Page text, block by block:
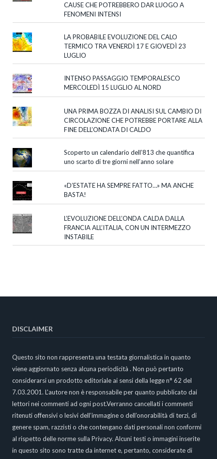
CAUSE CHE POTREBBERO DAR LUOGO A
FENOMENI INTENSI
LA PROBABILE EVOLUZIONE DEL CALO
TERMICO TRA VENERDÌ 17 E GIOVEDÌ 23
LUGLIO
INTENSO PASSAGGIO TEMPORALESCO
MERCOLEDÌ 15 LUGLIO AL NORD
UNA PRIMA BOZZA DI ANALISI SUL CAMBIO DI
CIRCOLAZIONE CHE POTREBBE PORTARE ALLA
FINE DELL’ONDATA DI CALDO
Scoperto un calendario dell’813 che quantifica
uno scarto di tre giorni nell’anno solare
«D’ESTATE HA SEMPRE FATTO…» MA ANCHE
BASTA!
L’EVOLUZIONE DELL’ONDA CALDA DALLA
FRANCIA ALL’ITALIA, CON UN INTERMEZZO
INSTABILE
DISCLAIMER
Questo sito non rappresenta una testata giornalistica in quanto
viene aggiornato senza alcuna periodicità . Non può pertanto
considerarsi un prodotto editoriale ai sensi della legge n° 62 del
7.03.2001. L'autore non è responsabile per quanto pubblicato dai
lettori nei commenti ad ogni post.Verranno cancellati i commenti
ritenuti offensivi o lesivi dell’immagine o dell’onorabilità di terzi, di
genere spam, razzisti o che contengano dati personali non conformi
al rispetto delle norme sulla Privacy. Alcuni testi o immagini inserite
in questo sito sono tratte da internet e, pertanto, considerate di